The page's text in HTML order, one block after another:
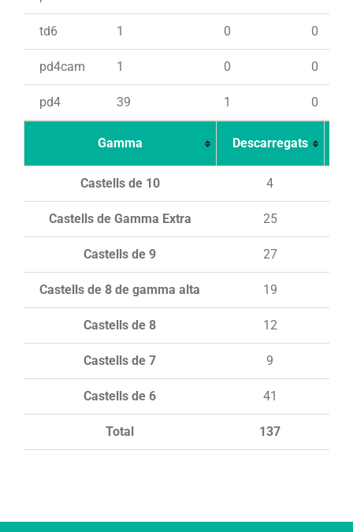
td6 1 0 0
pd4cam 1 0 0
pd4 39 1 0
Gamma Descarregats
Total 137
Castells de 10 4
Castells de Gamma Extra 25
Castells de 9 27
Castells de 8 de gamma alta 19
Castells de 8 12
Castells de 7 9
Castells de 6 41